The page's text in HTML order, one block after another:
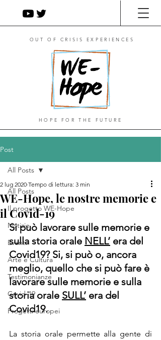
OUT OF CRISIS EXPERIENCES
HOPE FOR THE FUTURE
Post
All Posts
Il progetto WE-Hope
Notizie
Eventi
Arte e Cultura
Testimonianze
Covid-19
Progetti europei
All Posts
WE-Hope, le nostre memorie e
il Covid-19
2 lug 2020 Tempo di lettura: 3 min
Si può lavorare sulle memorie e
sulla storia orale NELL’ era del
Covid19? Si, si può o, ancora
meglio, quello che si può fare è
lavorare sulle memorie e sulla
storia orale SULL’ era del
Covid19.
La storia orale permette alla gente di